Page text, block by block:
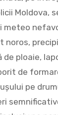
Moldova,
meteo
noros,
de ploaie,
de
pe